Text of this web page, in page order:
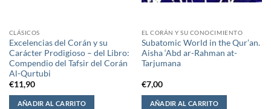
CLÁSICOS
Excelencias del Corán y su
Carácter Prodigioso – del Libro:
Compendio del Tafsir del Corán
Al-Qurtubi
€11,90
AÑADIR AL CARRITO
EL CORÁN Y SU CONOCIMIENTO
Subatomic World in the Qur’an.
Aisha ‘Abd ar-Rahman at-
Tarjumana
€7,00
AÑADIR AL CARRITO